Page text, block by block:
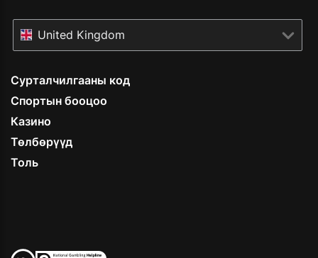
Сурталчилгааны код
Спортын бооцоо
Казино
Төлбөрүүд
Толь
United Kingdom